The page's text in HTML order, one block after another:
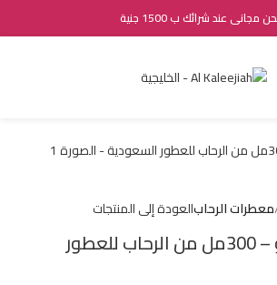
مجانى عند شرائك ب 1500 جنية
معطرات الرحابالعودة إلى المنتجات
اوفسير ملطف جو – 300مل من الرحاب للعطور